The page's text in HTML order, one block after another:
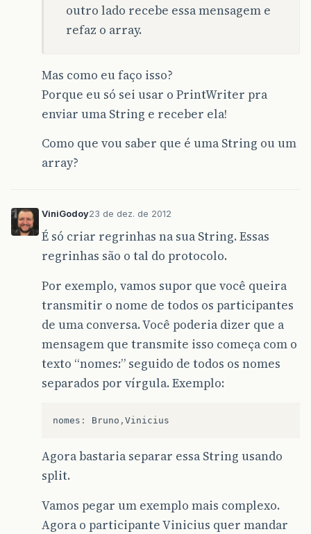
outro lado recebe essa mensagem e
refaz o array.
Mas como eu faço isso?
Porque eu só sei usar o PrintWriter pra
enviar uma String e receber ela!
Como que vou saber que é uma String ou um
array?
ViniGodoy23 de dez. de 2012
É só criar regrinhas na sua String. Essas
regrinhas são o tal do protocolo.
Por exemplo, vamos supor que você queira
transmitir o nome de todos os participantes
de uma conversa. Você poderia dizer que a
mensagem que transmite isso começa com o
texto “nomes:” seguido de todos os nomes
separados por vírgula. Exemplo:
nomes : Bruno , Vinicius
Agora bastaria separar essa String usando
split.
Vamos pegar um exemplo mais complexo.
Agora o participante Vinicius quer mandar